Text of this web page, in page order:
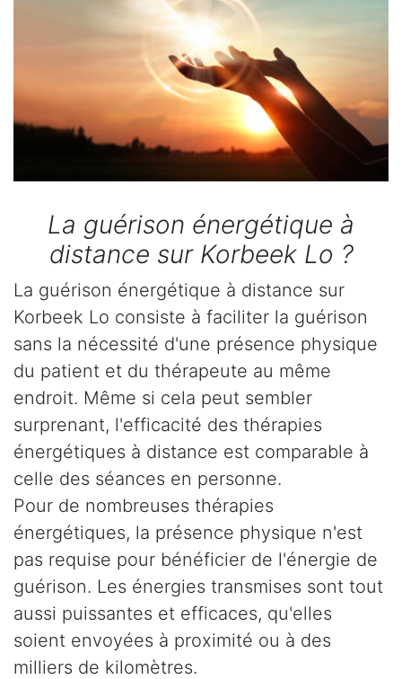
La guérison énergétique à
distance sur Korbeek Lo ?
La guérison énergétique à distance sur
Korbeek Lo consiste à faciliter la guérison
sans la nécessité d'une présence physique
du patient et du thérapeute au même
endroit. Même si cela peut sembler
surprenant, l'efficacité des thérapies
énergétiques à distance est comparable à
celle des séances en personne.
Pour de nombreuses thérapies
énergétiques, la présence physique n'est
pas requise pour bénéficier de l'énergie de
guérison. Les énergies transmises sont tout
aussi puissantes et efficaces, qu'elles
soient envoyées à proximité ou à des
milliers de kilomètres.